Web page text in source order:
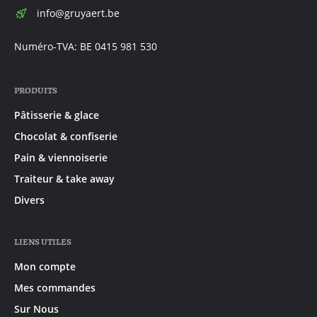
E-
info@gruyaert.be
Numéro-TVA: BE 0415 981 530
PRODUITS
Pâtisserie & glace
Chocolat & confiserie
Pain & viennoiserie
Traiteur & take away
Divers
LIENS UTILES
Mon compte
Mes commandes
Sur Nous